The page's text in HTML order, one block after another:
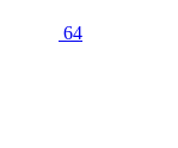
64